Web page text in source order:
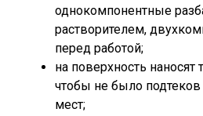
однокомпонентные
растворителем,
перед работой;
на поверхность наносят
чтобы не было
мест;